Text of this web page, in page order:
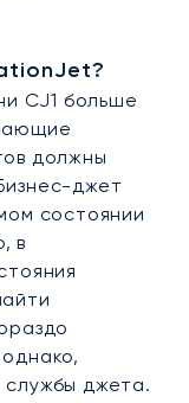
CJ1 больше
должны
джет
состоянии
в
джета.